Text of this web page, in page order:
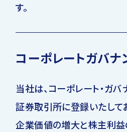
す。
コーポレートガバナ
当社は、コーポレート・ガ
証券取引所に登録いたして
企業価値の増大と株主利益